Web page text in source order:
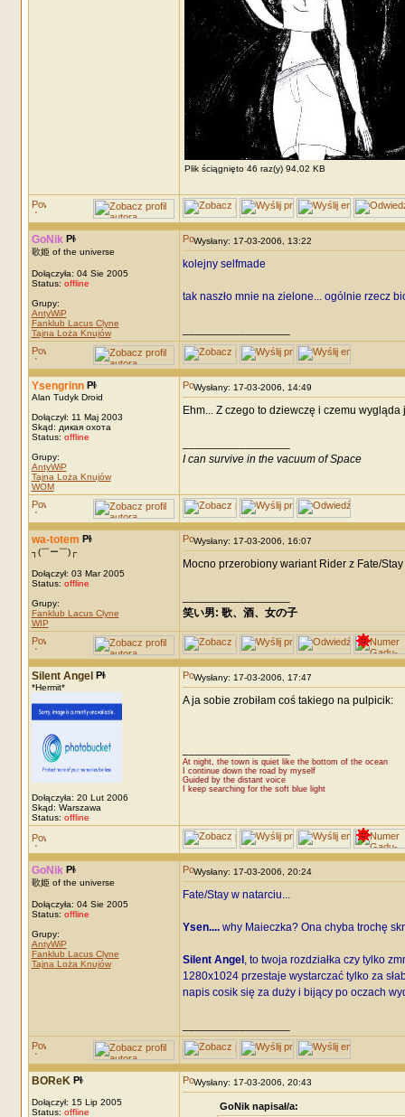
Plik ściągnięto 46 raz(y) 94,02 KB
GoNik
歌姫 of the universe
Dołączyła: 04 Sie 2005
Status: offline
Grupy:
AntyWiP
Fanklub Lacus Clyne
Tajna Loża Knujów
Wysłany: 17-03-2006, 13:22
kolejny selfmade
tak naszło mnie na zielone... ogólnie rzecz
Ysengrinn
Alan Tudyk Droid
Dołączył: 11 Maj 2003
Skąd: дикая охота
Status: offline
Grupy:
AntyWiP
Tajna Loża Knujów
WOM
Wysłany: 17-03-2006, 14:49
Ehm... Z czego to dziewczę i czemu
I can survive in the vacuum of Space
wa-totem
┐(￣ー￣)┌
Dołączył: 03 Mar 2005
Status: offline
Grupy:
Fanklub Lacus Clyne
WIP
Wysłany: 17-03-2006, 16:07
Mocno przerobiony wariant Rider z Fate/Stay
笑い男: 歌、酒、女の子 DRM:
Silent Angel
*Hermit*
Dołączyła: 20 Lut 2006
Skąd: Warszawa
Status: offline
Wysłany: 17-03-2006, 17:47
A ja sobie zrobiłam coś takiego na pulpicik:
At night, the town is quiet like the bottom of the ocean
I continue down the road by myself
Guided by the distant voice
I keep searching for the soft blue light
GoNik
歌姫 of the universe
Dołączyła: 04 Sie 2005
Status: offline
Grupy:
AntyWiP
Fanklub Lacus Clyne
Tajna Loża Knujów
Wysłany: 17-03-2006, 20:24
Fate/Stay w natarciu...
Ysen....why Maieczka? Ona chyba trochę
Silent Angel , to twoja rozdziałka czy tylko
1280x1024 przestaje wystarczać tylko za
napis cosik się za duży i bijący po oczach
BOReK
Dołączył: 15 Lip 2005
Status: offline
Wysłany: 17-03-2006, 20:43
GoNik napisał/a: